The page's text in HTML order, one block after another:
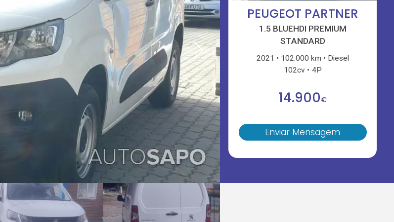
PEUGEOT PARTNER
1.5 BLUEHDI PREMIUM
STANDARD
2021 102.000 km
Diesel
102cv
4P
14.900€
Enviar Mensagem